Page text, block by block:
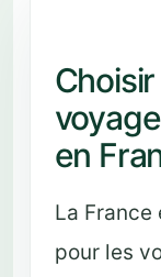
en
La
pour les